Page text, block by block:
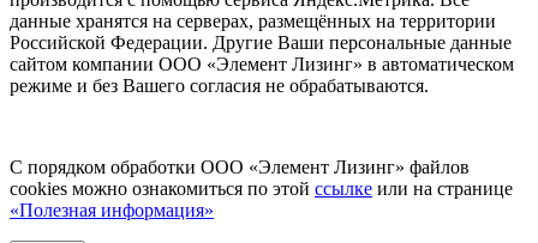
данные хранятся на серверах, размещённых на территории
Российской Федерации. Другие Ваши персональные данные
сайтом компании ООО «Элемент Лизинг» в автоматическом
режиме и без Вашего согласия не обрабатываются.
С порядком обработки ООО «Элемент Лизинг» файлов
cookies можно ознакомиться по этой ссылке или на странице
«Полезная информация»